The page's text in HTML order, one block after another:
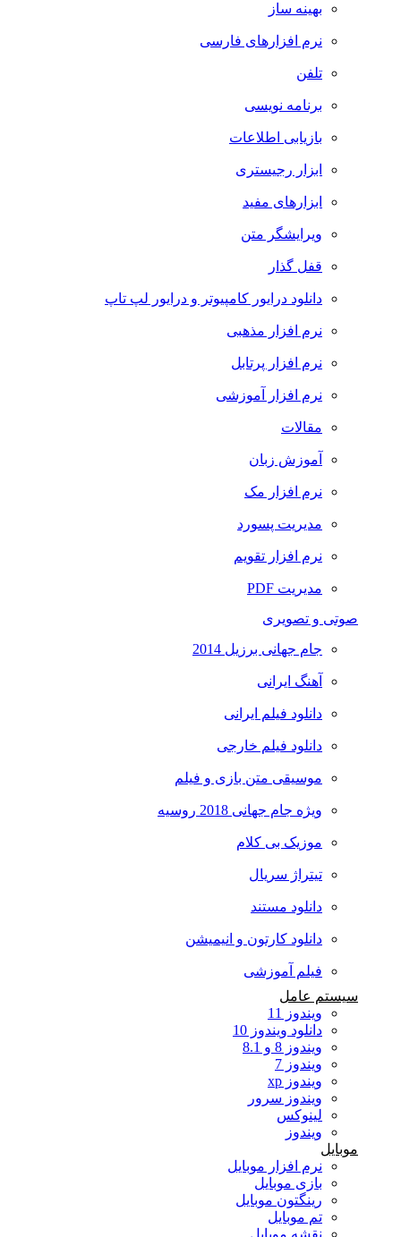
بهینه ساز
نرم افزارهای فارسی
تلفن
برنامه نویسی
بازیابی اطلاعات
ابزار رجیستری
ابزارهای مفید
ویرایشگر متن
قفل گذار
دانلود درایور کامپیوتر و درایور لپ تاپ
نرم افزار مذهبی
نرم افزار پرتابل
نرم افزار آموزشی
مقالات
آموزش زبان
نرم افزار مک
مدیریت پسورد
نرم افزار تقویم
مدیریت PDF
صوتی و تصویری
جام جهانی برزیل 2014
آهنگ ایرانی
دانلود فیلم ایرانی
دانلود فیلم خارجی
موسیقی متن بازی و فیلم
ویژه جام جهانی 2018 روسیه
موزیک بی کلام
تیتراژ سریال
دانلود مستند
دانلود کارتون و انیمیشن
فیلم آموزشی
سیستم عامل
ویندوز 11
دانلود ویندوز 10
ویندوز 8 و 8.1
ویندوز 7
ویندوز xp
ویندوز سرور
لینوکس
ویندوز
موبایل
نرم افزار موبایل
بازی موبایل
رینگتون موبایل
تم موبایل
نقشه موبایل